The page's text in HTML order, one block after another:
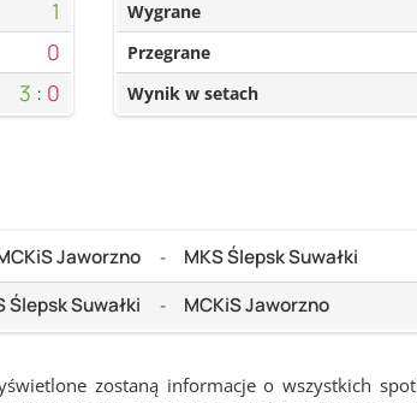
1
0
3 : 0
Wygrane
Przegrane
Wynik w setach
Jaworzno - MKS Ślepsk Suwałki
Ślepsk Suwałki - MCKiS Jaworzno
zostaną informacje o wszystkich